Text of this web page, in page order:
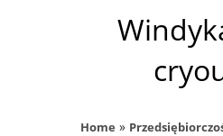
Home »